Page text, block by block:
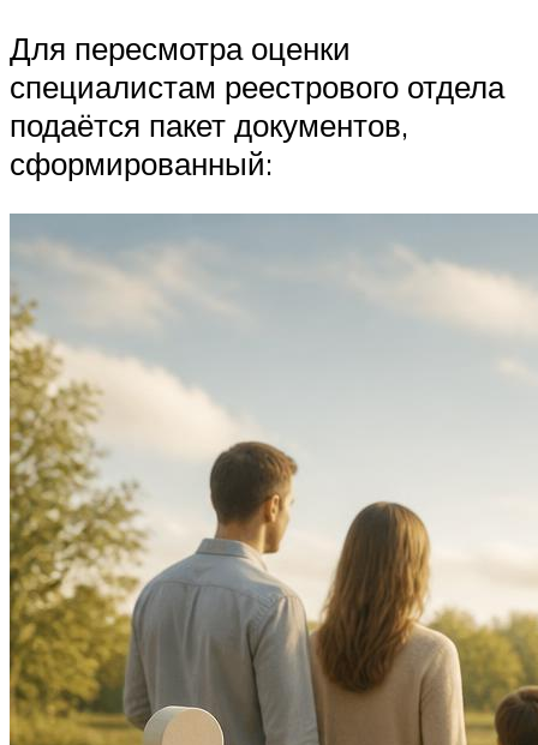
Для пересмотра оценки
специалистам реестрового отдела
подаётся пакет документов,
сформированный: